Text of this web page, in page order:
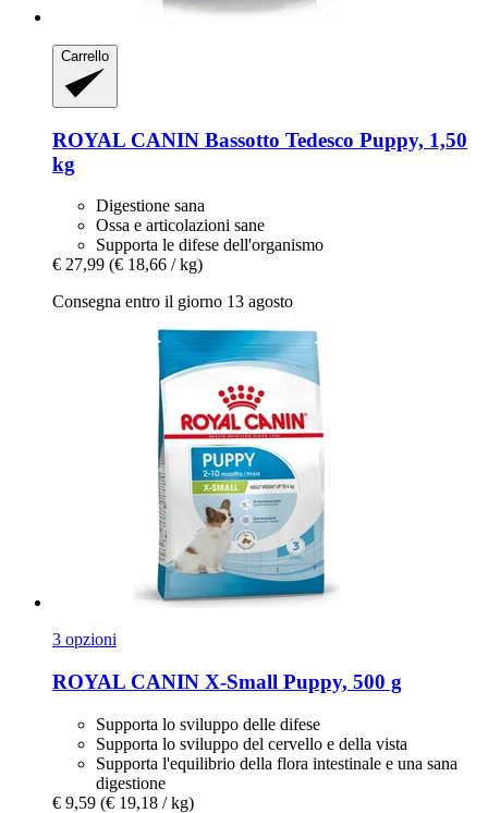
Carrello
ROYAL CANIN Bassotto Tedesco Puppy, 1,50
kg
Digestione sana
Ossa e articolazioni sane
Supporta le difese dell'organismo
€ 27,99 (€ 18,66 / kg)
Consegna entro il giorno 13 agosto
3 opzioni
ROYAL CANIN X-​Small Puppy, 500 g
Supporta lo sviluppo delle difese
Supporta lo sviluppo del cervello e della vista
Supporta l'equilibrio della flora intestinale e una sana
digestione
€ 9,59 (€ 19,18 / kg)